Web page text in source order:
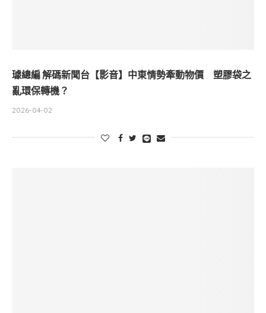
璩總編 解碼新聞台【影音】中東情勢牽動物價 塑膠袋之
亂環保轉機？
2026-04-02